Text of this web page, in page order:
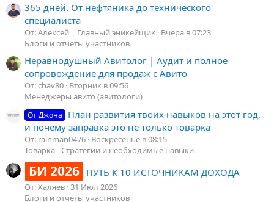
365 дней. От нефтяника до технического
специалиста
От: Алексей | Главный эникейщик Вчера в 07:23
Блоги и отчеты участников
Неравнодушный Авитолог | Аудит и полное
сопровождение для продаж с Авито
От: chav80 Вторник в 09:56
Менеджеры авито (авитологи)
От Джона
План развития твоих навыков на этот год,
и почему заправка это не только товарка
От: rainman0476 Воскресенье в 08:15
Товарка - Стратегии и необходимые навыки
БИ 2026 ПУТЬ К 10 ИСТОЧНИКАМ ДОХОДА
От: Халяев 31 Июл 2026
Блоги и отчеты участников